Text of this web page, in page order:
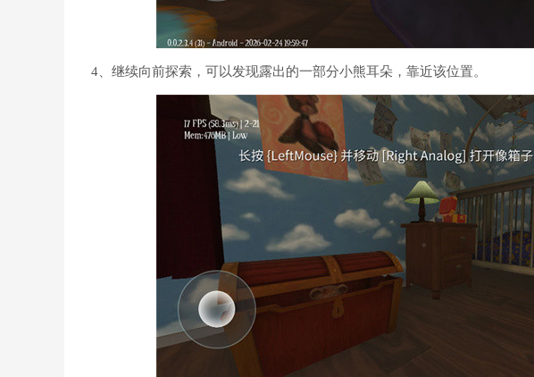
4、继续向前探索，可以发现露出的一部分小熊耳朵，靠近该位置。